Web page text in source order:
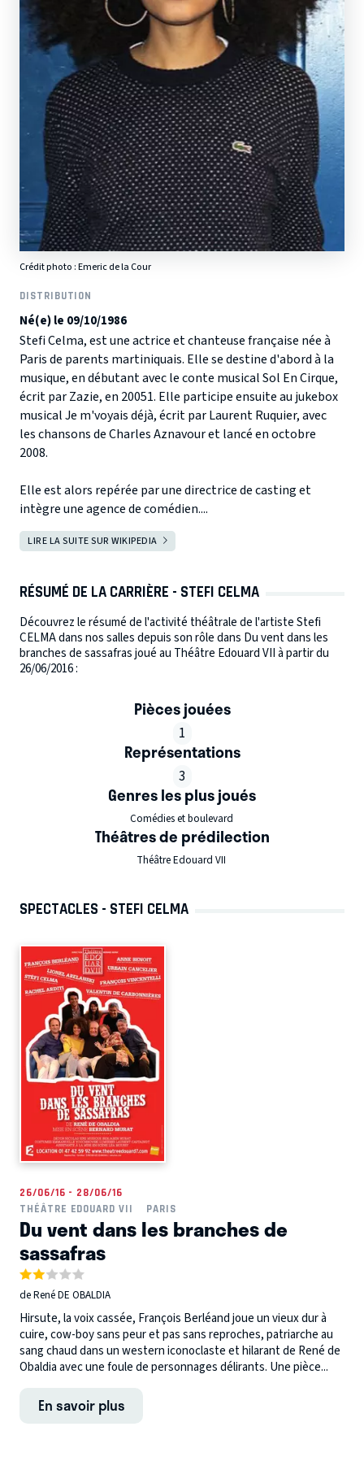
Crédit photo :Emeric de la Cour
DISTRIBUTION
Né(e) le 09/10/1986
Stefi Celma, est une actrice et chanteuse française née à
Paris de parents martiniquais. Elle se destine d'abord à la
musique, en débutant avec le conte musical Sol En Cirque,
écrit par Zazie, en 20051. Elle participe ensuite au jukebox
musical Je m'voyais déjà, écrit par Laurent Ruquier, avec
les chansons de Charles Aznavour et lancé en octobre
2008.
Elle est alors repérée par une directrice de casting et
intègre une agence de comédien....
LIRE LA SUITE SUR WIKIPEDIA
RÉSUMÉ DE LA CARRIÈRE - STEFI CELMA
Découvrez le résumé de l'activité théâtrale de l'artiste Stefi
CELMA dans nos salles depuis son rôle dans Du vent dans les
branches de sassafras joué au Théâtre Edouard VII à partir du
26/06/2016 :
Pièces jouées
1
Représentations
3
Genres les plus joués
Comédies et boulevard
Théâtres de prédilection
Théâtre Edouard VII
SPECTACLES - STEFI CELMA
26/06/16 - 28/06/16
THÉÂTRE EDOUARD VII
PARIS
Du vent dans les branches de
sassafras
de René DE OBALDIA
Hirsute, la voix cassée, François Berléand joue un vieux dur à
cuire, cow-boy sans peur et pas sans reproches, patriarche au
sang chaud dans un western iconoclaste et hilarant de René de
Obaldia avec une foule de personnages délirants. Une pièce...
En savoir plus